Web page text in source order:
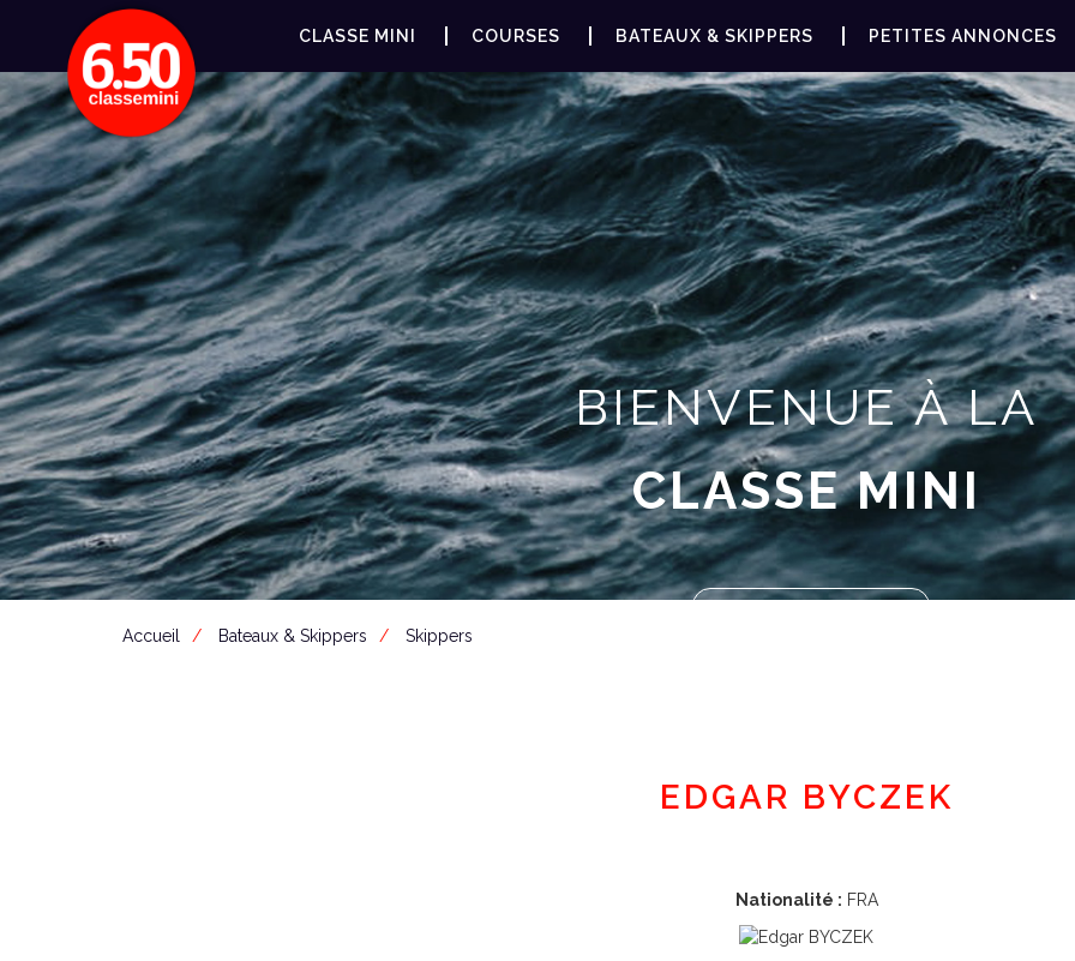
CLASSE MINI COURSES BATEAUX & SKIPPERS PETITES ANNONCES
BIENVENUE À LA
CLASSE MINI
Accueil
Bateaux & Skippers Skippers
EDGAR BYCZEK
Nationalité : FRA